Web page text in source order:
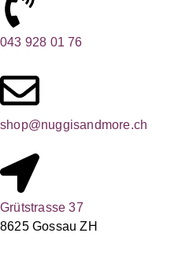
043 928 01 76
shop@nuggisandmore.ch
Grütstrasse 37
8625 Gossau ZH